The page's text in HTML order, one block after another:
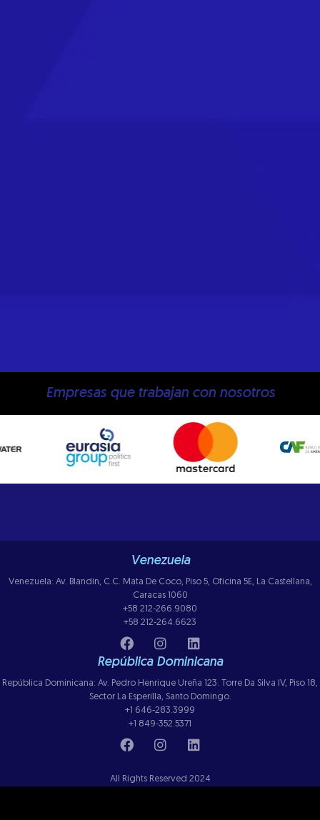
Empresas que trabajan con nosotros
Venezuela
Venezuela: Av. Blandin, C.C. Mata De Coco, Piso 5, Oficina 5E, La Castellana,
Caracas 1060
+58 212-266.9080
+58 212-264.6623
República Dominicana
República Dominicana: Av. Pedro Henrique Ureña 123. Torre Da Silva IV, Piso 18,
Sector La Esperilla, Santo Domingo.
+1 646-283.3999
+1 849-352.5371
All Rights Reserved 2024